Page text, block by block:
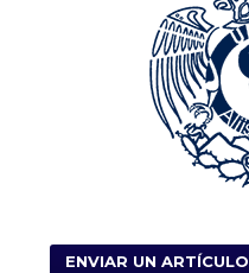
ENVIAR UN ARTÍCULO